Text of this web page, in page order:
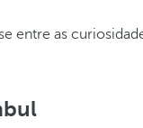
entre as